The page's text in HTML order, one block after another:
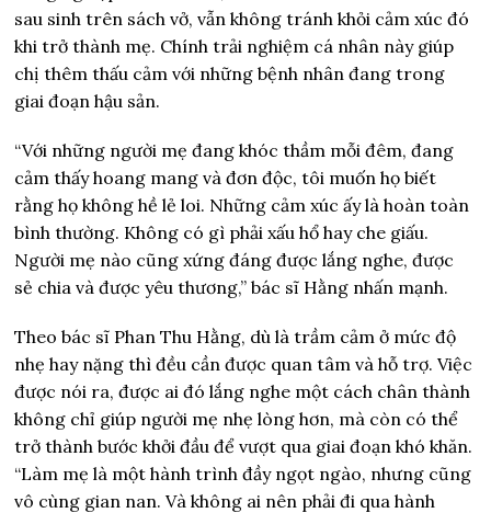
sau sinh trên sách vở, vẫn không tránh khỏi cảm xúc đó
khi trở thành mẹ. Chính trải nghiệm cá nhân này giúp
chị thêm thấu cảm với những bệnh nhân đang trong
giai đoạn hậu sản.
“Với những người mẹ đang khóc thầm mỗi đêm, đang
cảm thấy hoang mang và đơn độc, tôi muốn họ biết
rằng họ không hề lẻ loi. Những cảm xúc ấy là hoàn toàn
bình thường. Không có gì phải xấu hổ hay che giấu.
Người mẹ nào cũng xứng đáng được lắng nghe, được
sẻ chia và được yêu thương,” bác sĩ Hằng nhấn mạnh.
Theo bác sĩ Phan Thu Hằng, dù là trầm cảm ở mức độ
nhẹ hay nặng thì đều cần được quan tâm và hỗ trợ. Việc
được nói ra, được ai đó lắng nghe một cách chân thành
không chỉ giúp người mẹ nhẹ lòng hơn, mà còn có thể
trở thành bước khởi đầu để vượt qua giai đoạn khó khăn.
“Làm mẹ là một hành trình đầy ngọt ngào, nhưng cũng
vô cùng gian nan. Và không ai nên phải đi qua hành